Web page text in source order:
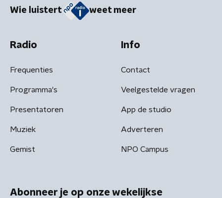
Wie luistert weet meer
Radio
Frequenties
Programma's
Presentatoren
Muziek
Gemist
Info
Contact
Veelgestelde vragen
App de studio
Adverteren
NPO Campus
Abonneer je op onze wekelijkse